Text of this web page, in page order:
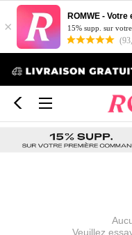
× 15% supp. sur
Veuillez